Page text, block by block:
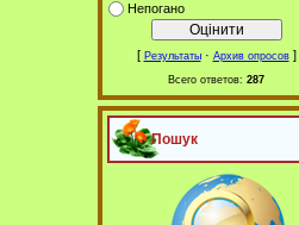
Непогано
[ Результаты· Архив опросов]
Всего ответов: 287
Пошук